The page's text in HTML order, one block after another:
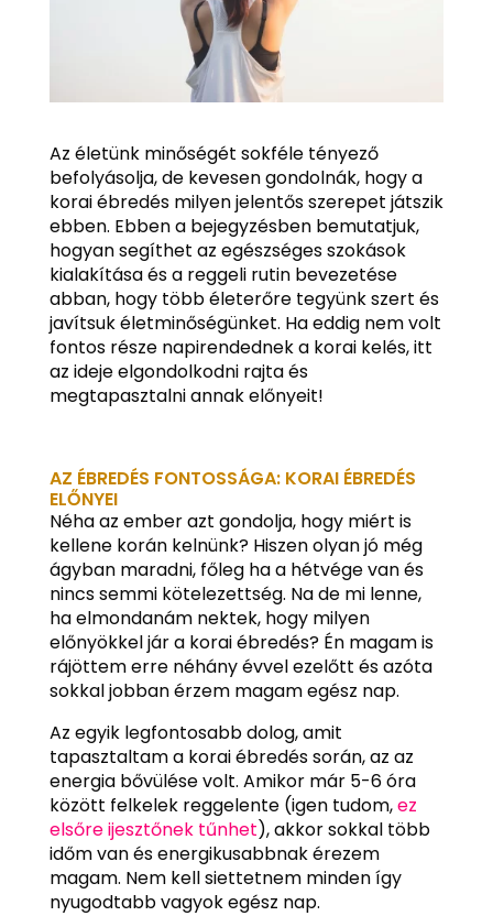
Az életünk minőségét sokféle tényező
befolyásolja, de kevesen gondolnák, hogy a
korai ébredés milyen jelentős szerepet játszik
ebben. Ebben a bejegyzésben bemutatjuk,
hogyan segíthet az egészséges szokások
kialakítása és a reggeli rutin bevezetése
abban, hogy több életerőre tegyünk szert és
javítsuk életminőségünket. Ha eddig nem volt
fontos része napirendednek a korai kelés, itt
az ideje elgondolkodni rajta és
megtapasztalni annak előnyeit!
AZ ÉBREDÉS FONTOSSÁGA: KORAI ÉBREDÉS
ELŐNYEI
Néha az ember azt gondolja, hogy miért is
kellene korán kelnünk? Hiszen olyan jó még
ágyban maradni, főleg ha a hétvége van és
nincs semmi kötelezettség. Na de mi lenne,
ha elmondanám nektek, hogy milyen
előnyökkel jár a korai ébredés? Én magam is
rájöttem erre néhány évvel ezelőtt és azóta
sokkal jobban érzem magam egész nap.
Az egyik legfontosabb dolog, amit
tapasztaltam a korai ébredés során, az az
energia bővülése volt. Amikor már 5-6 óra
között felkelek reggelente (igen tudom,ez
elsőre ijesztőnek tűnhet), akkor sokkal több
időm van és energikusabbnak érezem
magam. Nem kell siettetnem minden így
nyugodtabb vagyok egész nap.